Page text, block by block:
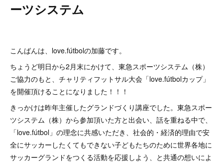
ーツシステム
こんばんは、love.fútbolの加藤です。
ちょうど明日から2月末にかけて、東急スポーツシステム（株）
ご協力のもと、チャリティフットサル大会「love.fútbolカップ」
を開催頂けることになりました！！！
きっかけは昨年主催したグランドづくり講座でした。東急スポー
ツシステム（株）から参加頂いた方と出会い、話を重ねる中で、
「love.fútbol」の理念に共感いただき、社会的・経済的理由で安
全にサッカーしたくてもできない子どもたちのために世界各地に
サッカーグランドをつくる活動を応援しよう、と共通の想いによ